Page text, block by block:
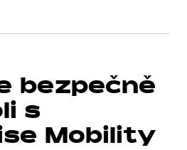
bezpečně
s
Mobility